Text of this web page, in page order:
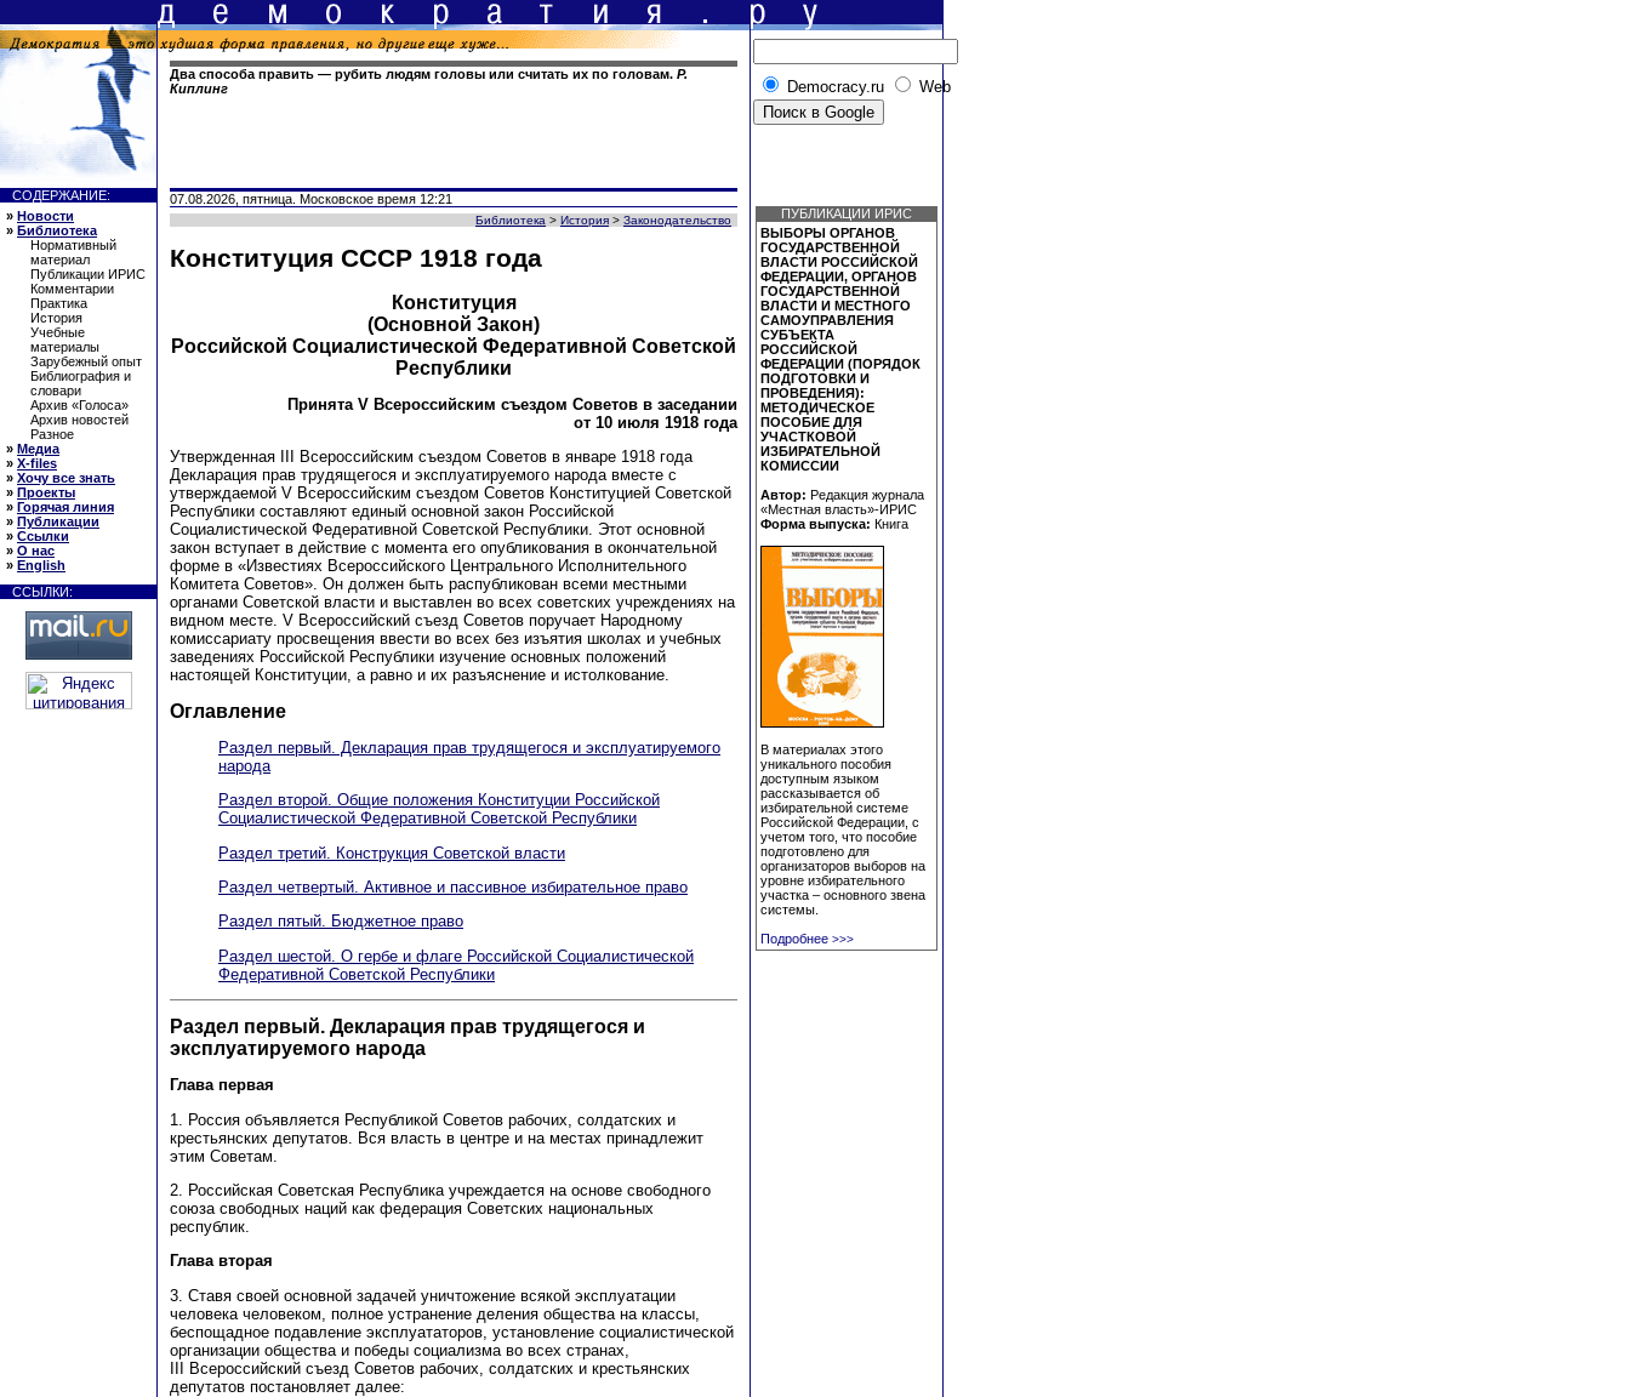
Два способа править — рубить людям головы или считать их по головам. Р.
Киплинг
Democracy.ru Web
СОДЕРЖАНИЕ:
» Новости
» Библиотека
Нормативный
материал
Публикации ИРИС
Комментарии
Практика
История
Учебные
материалы
Зарубежный опыт
Библиография и
словари
Архив «Голоса»
Архив новостей
Разное
» Медиа
» X-files
» Хочу все знать
» Проекты
» Горячая линия
» Публикации
» Ссылки
» О нас
» English
ССЫЛКИ:
07.08.2026, пятница. Московское время 12:21
Библиотека > История > Законодательство
Конституция СССР 1918 года
Конституция
(Основной Закон)
Российской Социалистической Федеративной Советской
Республики
Принята V Всероссийским съездом Советов в заседании
от 10 июля 1918 года
Утвержденная III Всероссийским съездом Советов в январе 1918 года
Декларация прав трудящегося и эксплуатируемого народа вместе с
утверждаемой V Всероссийским съездом Советов Конституцией Советской
Республики составляют единый основной закон Российской
Социалистической Федеративной Советской Республики. Этот основной
закон вступает в действие с момента его опубликования в окончательной
форме в «Известиях Всероссийского Центрального Исполнительного
Комитета Советов». Он должен быть распубликован всеми местными
органами Советской власти и выставлен во всех советских учреждениях на
видном месте. V Всероссийский съезд Советов поручает Народному
комиссариату просвещения ввести во всех без изъятия школах и учебных
заведениях Российской Республики изучение основных положений
настоящей Конституции, а равно и их разъяснение и истолкование.
Оглавление
Раздел первый. Декларация прав трудящегося и эксплуатируемого
народа
Раздел второй. Общие положения Конституции Российской
Социалистической Федеративной Советской Республики
Раздел третий. Конструкция Советской власти
Раздел четвертый. Активное и пассивное избирательное право
Раздел пятый. Бюджетное право
Раздел шестой. О гербе и флаге Российской Социалистической
Федеративной Советской Республики
Раздел первый. Декларация прав трудящегося и
эксплуатируемого народа
Глава первая
1. Россия объявляется Республикой Советов рабочих, солдатских и
крестьянских депутатов. Вся власть в центре и на местах принадлежит
этим Советам.
2. Российская Советская Республика учреждается на основе свободного
союза свободных наций как федерация Советских национальных
республик.
Глава вторая
3. Ставя своей основной задачей уничтожение всякой эксплуатации
человека человеком, полное устранение деления общества на классы,
беспощадное подавление эксплуататоров, установление социалистической
организации общества и победы социализма во всех странах,
III Всероссийский съезд Советов рабочих, солдатских и крестьянских
депутатов постановляет далее:
ПУБЛИКАЦИИ ИРИС
ВЫБОРЫ ОРГАНОВ
ГОСУДАРСТВЕННОЙ
ВЛАСТИ РОССИЙСКОЙ
ФЕДЕРАЦИИ, ОРГАНОВ
ГОСУДАРСТВЕННОЙ
ВЛАСТИ И МЕСТНОГО
САМОУПРАВЛЕНИЯ
СУБЪЕКТА
РОССИЙСКОЙ
ФЕДЕРАЦИИ (ПОРЯДОК
ПОДГОТОВКИ И
ПРОВЕДЕНИЯ):
МЕТОДИЧЕСКОЕ
ПОСОБИЕ ДЛЯ
УЧАСТКОВОЙ
ИЗБИРАТЕЛЬНОЙ
КОМИССИИ
Автор: Редакция журнала
«Местная власть»-ИРИС
Форма выпуска: Книга
В материалах этого
уникального пособия
доступным языком
рассказывается об
избирательной системе
Российской Федерации, с
учетом того, что пособие
подготовлено для
организаторов выборов на
уровне избирательного
участка – основного звена
системы.
Подробнее >>>